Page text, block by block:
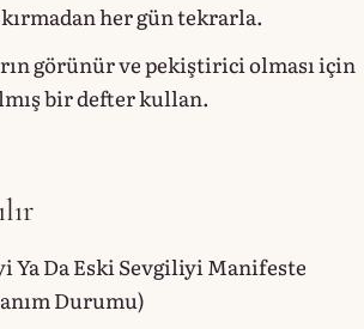
her gün tekrarla.
görünür ve pekiştirici olması için
bir defter kullan.
Da Eski Sevgiliyi Manifeste
Durumu)